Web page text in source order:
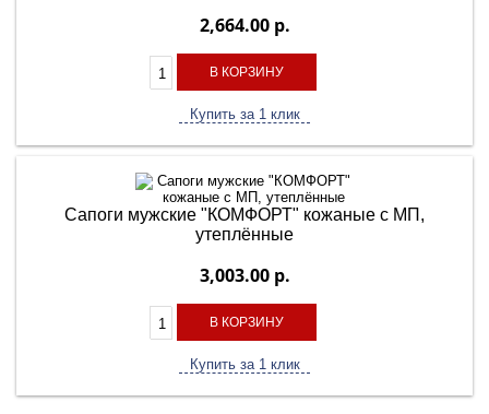
2,664.00 р.
В КОРЗИНУ
Купить за 1 клик
Сапоги мужские "КОМФОРТ" кожаные с МП,
утеплённые
3,003.00 р.
В КОРЗИНУ
Купить за 1 клик